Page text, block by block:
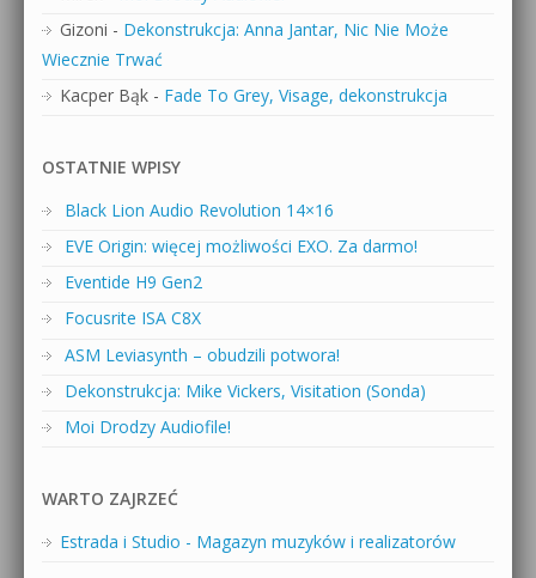
Gizoni - Dekonstrukcja: Anna Jantar, Nic Nie Może
Wiecznie Trwać
Kacper Bąk - Fade To Grey, Visage, dekonstrukcja
OSTATNIE WPISY
Black Lion Audio Revolution 14×16
EVE Origin: więcej możliwości EXO. Za darmo!
Eventide H9 Gen2
Focusrite ISA C8X
ASM Leviasynth – obudzili potwora!
Dekonstrukcja: Mike Vickers, Visitation (Sonda)
Moi Drodzy Audiofile!
WARTO ZAJRZEĆ
Estrada i Studio - Magazyn muzyków i realizatorów